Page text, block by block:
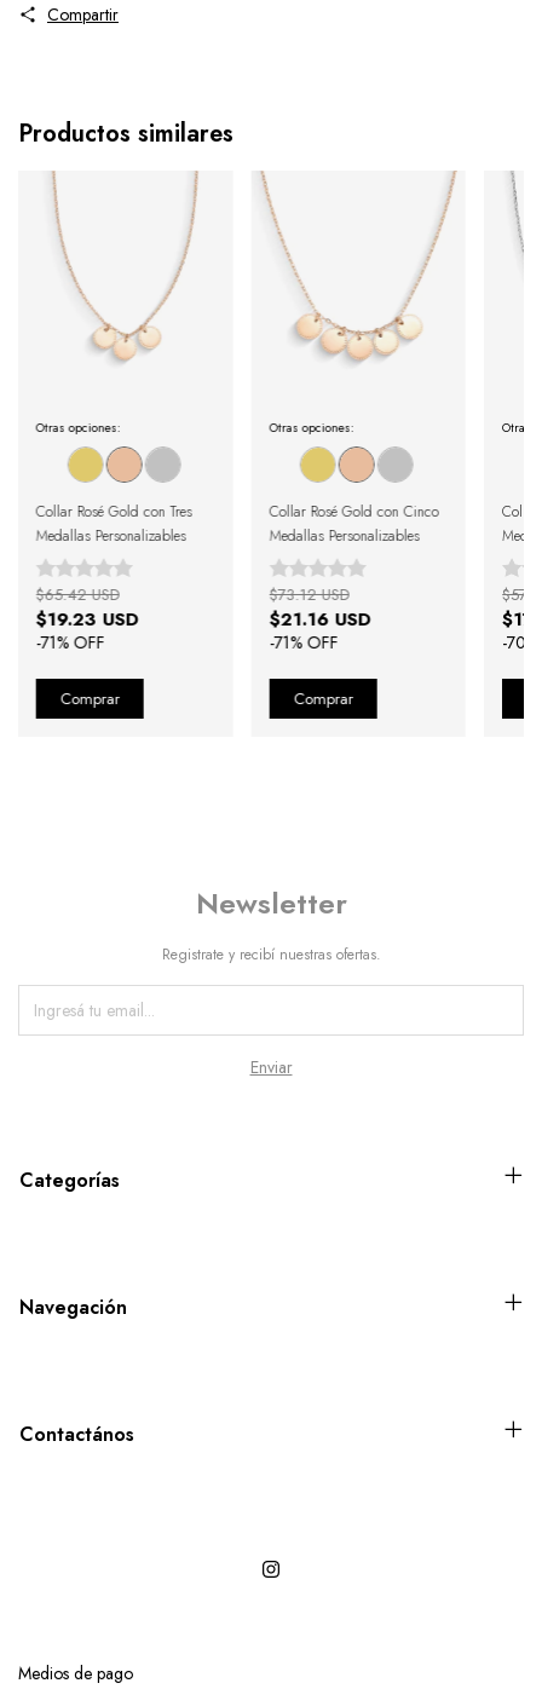
Compartir
Productos similares
Otras opciones:
Collar Rosé Gold con Tres
Medallas Personalizables
$19.23 USD
-71% OFF
$65.42 USD
Otras opciones:
Collar Rosé Gold con Cinco
Medallas Personalizables
$21.16 USD
-71% OFF
$73.12 USD
Otras
Collar
-70
Newsletter
Registrate y recibí nuestras ofertas.
Categorías
Navegación
Contactános
Medios de pago